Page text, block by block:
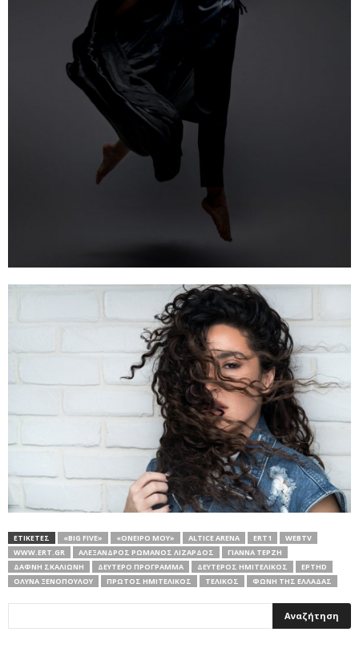
ΕΤΙΚΕΤΕΣ «BIG FIVE» «ΌΝΕΙΡΌ ΜΟΥ» ALTICE ARENA ERT1
WEBTV
WWW.ERT.GR
ΑΛΈΞΑΝΔΡΟΣ ΡΩΜΑΝΌΣ ΛΙΖΆΡΔΟΣ
ΓΙΆΝΝΑ ΤΕΡΖΉ
ΔΆΦΝΗ ΣΚΑΛΙΏΝΗ
ΔΕΎΤΕΡΟ ΠΡΌΓΡΑΜΜΑ ΔΕΎΤΕΡΟΣ ΗΜΙΤΕΛΙΚΌΣ
ΕΡΤHD
ΟΛΎΝΑ ΞΕΝΟΠΟΎΛΟΥ
ΠΡΏΤΟΣ ΗΜΙΤΕΛΙΚΌΣ ΤΕΛΙΚΌΣ ΦΩΝΗ ΤΗΣ ΕΛΛΑΔΑΣ